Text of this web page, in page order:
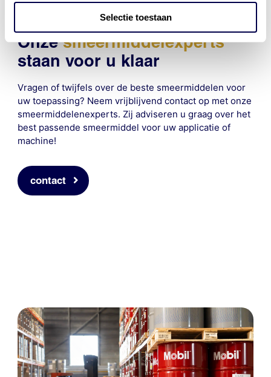
Selectie toestaan
Onzesmeermiddelexperts
staan voor u klaar
Vragen of twijfels over de beste smeermiddelen voor
uw toepassing? Neem vrijblijvend contact op met onze
smeermiddelenexperts. Zij adviseren u graag over het
best passende smeermiddel voor uw applicatie of
machine!
contact